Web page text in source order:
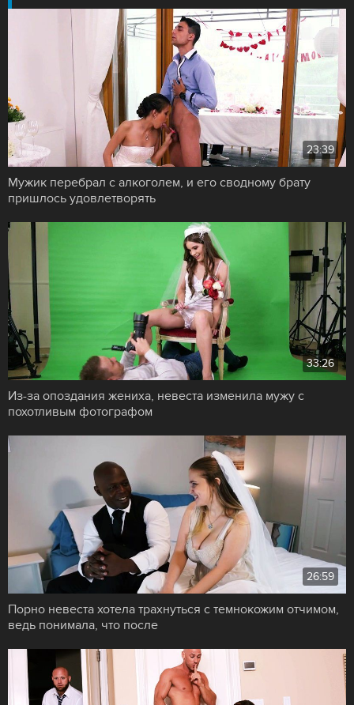
23:39
Мужик перебрал с алкоголем, и его сводному брату
пришлось удовлетворять
33:26
Из-за опоздания жениха, невеста изменила мужу с
похотливым фотографом
26:59
Порно невеста хотела трахнуться с темнокожим отчимом,
ведь понимала, что после